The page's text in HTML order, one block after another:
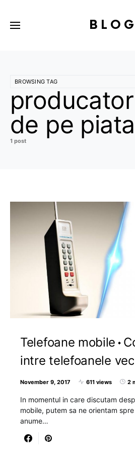
BLOG
BROWSING TAG
de pe piata
1 post
Telefoane mobile
intre telefoanele
November 9, 2017 611 views 2
In momentul in care discutam
mobile, putem sa ne orientam
anume…